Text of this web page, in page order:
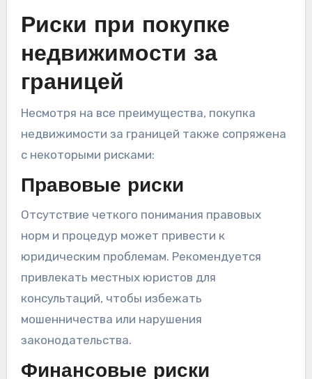
Риски при покупке
недвижимости за
границей
Несмотря на все преимущества, покупка
недвижимости за границей также сопряжена
с некоторыми рисками:
Правовые риски
Отсутствие четкого понимания правовых
норм и процедур может привести к
юридическим проблемам. Рекомендуется
привлекать местных юристов для
консультаций, чтобы избежать
мошенничества или нарушения
законодательства.
Финансовые риски